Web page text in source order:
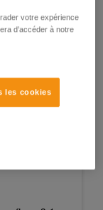
3:1
votre expérience
d’accéder à notre
les cookies